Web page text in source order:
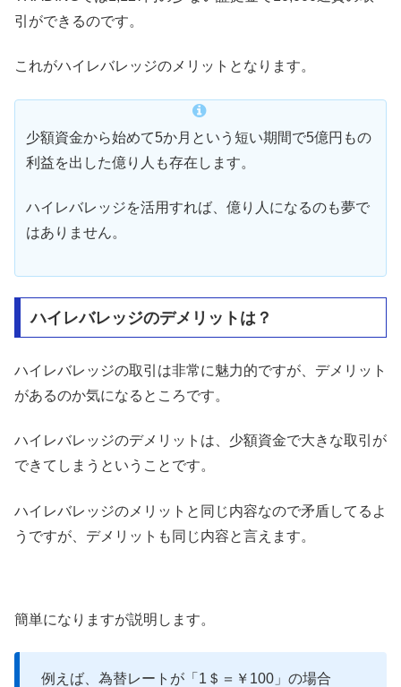
引ができるのです。
これがハイレバレッジのメリットとなります。
少額資金から始めて5か月という短い期間で5億円もの
利益を出した億り人も存在します。
ハイレバレッジを活用すれば、億り人になるのも夢で
はありません。
ハイレバレッジのデメリットは？
ハイレバレッジの取引は非常に魅力的ですが、デメリット
があるのか気になるところです。
ハイレバレッジのデメリットは、少額資金で大きな取引が
できてしまうということです。
ハイレバレッジのメリットと同じ内容なので矛盾してるよ
うですが、デメリットも同じ内容と言えます。
簡単になりますが説明します。
例えば、為替レートが「1＄＝￥100」の場合